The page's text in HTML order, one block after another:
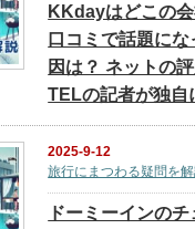
KKdayはどこの会
口コミで話題に
因は？ ネットの
TELの記者が独自
2025-9-12
旅行にまつわる疑問を
ドーミーインの